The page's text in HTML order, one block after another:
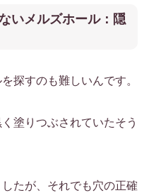
いメルズホール：隠
探すのも難しいんです。
塗りつぶされていたそう
たが、それでも穴の正確